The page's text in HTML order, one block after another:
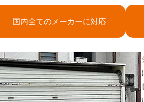
国内全てのメーカーに対応